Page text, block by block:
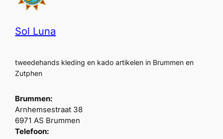
Sol Luna
tweedehands kleding en kado artikelen in Brummen en
Zutphen
Brummen:
Arnhemsestraat 38
6971 AS Brummen
Telefoon: